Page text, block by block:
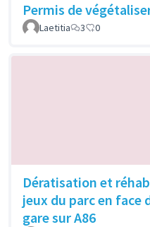
Permis de
Laetitia
3 0
Dératisation et
jeux du parc en face
gare sur A86